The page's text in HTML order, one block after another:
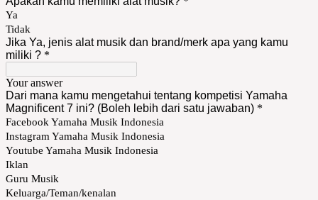
Ya
Tidak
Jika Ya, jenis alat musik dan brand/merk apa yang kamu
miliki ? *
Your answer
Dari mana kamu mengetahui tentang kompetisi Yamaha
Magnificent 7 ini? (Boleh lebih dari satu jawaban) *
Facebook Yamaha Musik Indonesia
Instagram Yamaha Musik Indonesia
Youtube Yamaha Musik Indonesia
Iklan
Guru Musik
Keluarga/Teman/kenalan